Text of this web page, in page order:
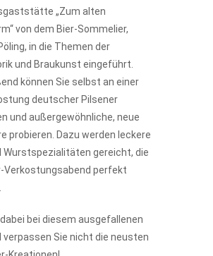
„Zum alten
von dem Bier-Sommelier,
in die Themen der
und Braukunst eingeführt.
können Sie selbst an einer
deutscher Pilsener
und außergewöhnliche, neue
probieren. Dazu werden leckere
Wurstspezialitäten gereicht, die
Verkostungsabend perfekt
bei diesem ausgefallenen
verpassen Sie nicht die neusten